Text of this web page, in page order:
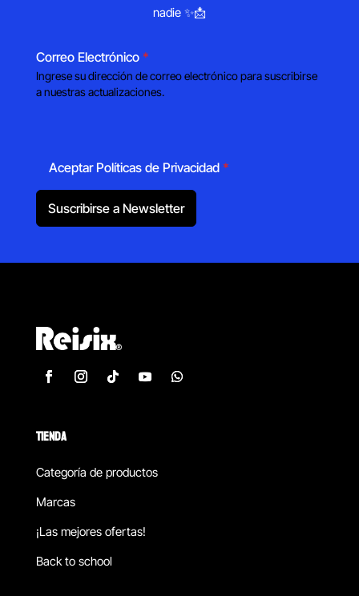
nadie ✨📩
Correo Electrónico *
Ingrese su dirección de correo electrónico para suscribirse
a nuestras actualizaciones.
Aceptar Políticas de Privacidad *
Suscribirse a Newsletter
TIENDA
Categoría de productos
Marcas
¡Las mejores ofertas!
Back to school